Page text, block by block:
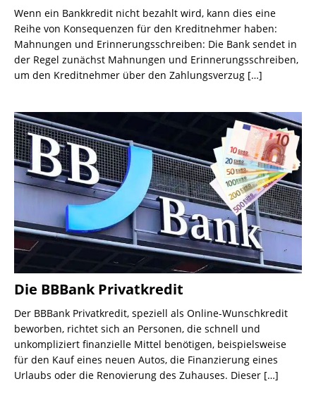
Wenn ein Bankkredit nicht bezahlt wird, kann dies eine
Reihe von Konsequenzen für den Kreditnehmer haben:
Mahnungen und Erinnerungsschreiben: Die Bank sendet in
der Regel zunächst Mahnungen und Erinnerungsschreiben,
um den Kreditnehmer über den Zahlungsverzug […]
Die BBBank Privatkredit
Der BBBank Privatkredit, speziell als Online-Wunschkredit
beworben, richtet sich an Personen, die schnell und
unkompliziert finanzielle Mittel benötigen, beispielsweise
für den Kauf eines neuen Autos, die Finanzierung eines
Urlaubs oder die Renovierung des Zuhauses. Dieser […]